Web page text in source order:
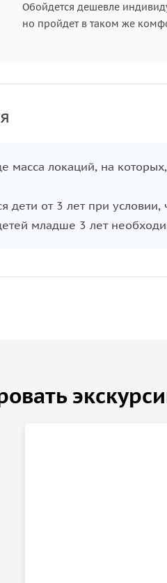
Обойдется дешевле
но пройдет в таком же
масса локаций, на
дети от 3 лет при
младше 3 лет